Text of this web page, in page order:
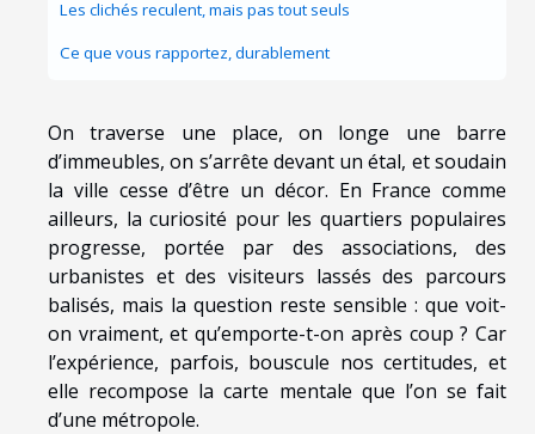
Les clichés reculent, mais pas tout seuls
Ce que vous rapportez, durablement
On traverse une place, on longe une barre
d’immeubles, on s’arrête devant un étal, et soudain
la ville cesse d’être un décor. En France comme
ailleurs, la curiosité pour les quartiers populaires
progresse, portée par des associations, des
urbanistes et des visiteurs lassés des parcours
balisés, mais la question reste sensible : que voit-
on vraiment, et qu’emporte-t-on après coup ? Car
l’expérience, parfois, bouscule nos certitudes, et
elle recompose la carte mentale que l’on se fait
d’une métropole.